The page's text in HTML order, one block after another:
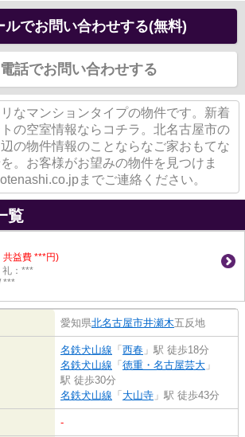
ルでお問い合わせする(無料)
電話でお問い合わせする
なマンションタイプの物件です。新着
の空室情報ならコチラ。北名古屋市の
の物件情報のことならなご家おもてな
。お客様がお望みの物件を見つけま
までご連絡ください。
覧
共益費 ***円)
礼：***
***
愛知県北名古屋市井瀬木五反地
名鉄犬山線 「 西春 」駅 徒歩18分
名鉄犬山線 「 徳重・名古屋芸大 」
駅 徒歩30分
名鉄犬山線 「 大山寺 」駅 徒歩43分
-